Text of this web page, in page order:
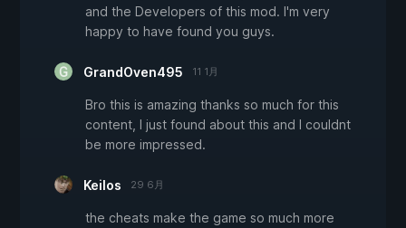
and the Developers of this mod. I'm very
happy to have found you guys.
GrandOven495 11 1月
Bro this is amazing thanks so much for this
content, I just found about this and I couldnt
be more impressed.
Keilos 29 6月
the cheats make the game so much more